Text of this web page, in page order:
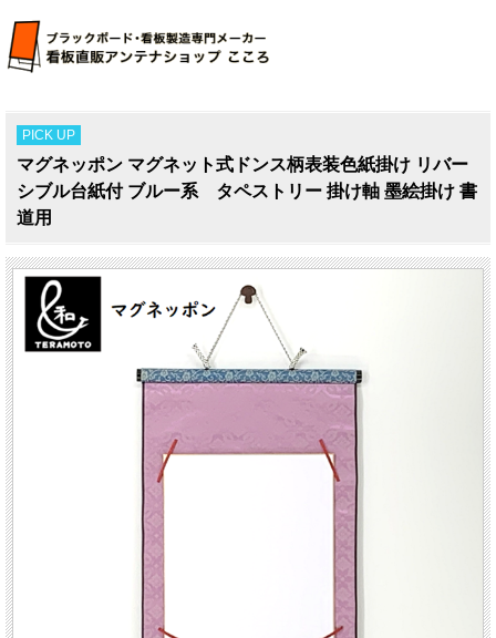
PICK UP
マグネッポン マグネット式ドンス柄表装色紙掛け リバー
シブル台紙付 ブルー系 タペストリー 掛け軸 墨絵掛け 書
道用